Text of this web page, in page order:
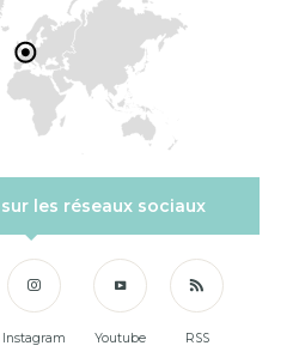
les réseaux sociaux
Instagram Youtube RSS